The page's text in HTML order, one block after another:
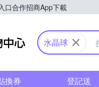
口合作招商App下載
Yahoo購物中心
水晶球
換券 登記送